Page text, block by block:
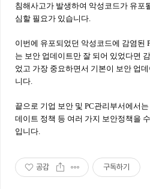
침해사고가 발생하여 악성코드가 유포
심할 필요가 있습니다.
이번에 유포되었던 악성코드에 감염된
는 보안 업데이트만 잘 되어 있었다면
었고 가장 중요하면서 기본이 보안 업
니다.
끝으로 기업 보안 및 PC관리부서에서
데이트 정책 등 여러 가지 보안정책을
입니다.
공감 구독하기